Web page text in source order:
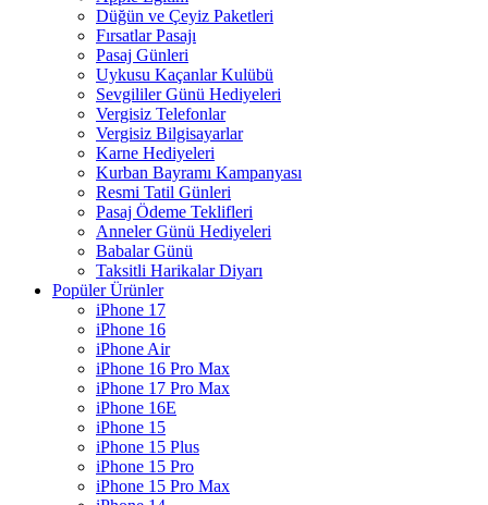
Düğün ve Çeyiz Paketleri
Fırsatlar Pasajı
Pasaj Günleri
Uykusu Kaçanlar Kulübü
Sevgililer Günü Hediyeleri
Vergisiz Telefonlar
Vergisiz Bilgisayarlar
Karne Hediyeleri
Kurban Bayramı Kampanyası
Resmi Tatil Günleri
Pasaj Ödeme Teklifleri
Anneler Günü Hediyeleri
Babalar Günü
Taksitli Harikalar Diyarı
Popüler Ürünler
iPhone 17
iPhone 16
iPhone Air
iPhone 16 Pro Max
iPhone 17 Pro Max
iPhone 16E
iPhone 15
iPhone 15 Plus
iPhone 15 Pro
iPhone 15 Pro Max